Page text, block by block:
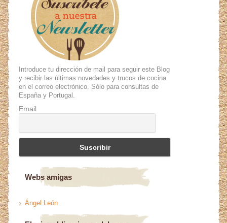
Introduce tu dirección de mail para seguir este Blog
y recibir las últimas novedades y trucos de cocina
en el correo electrónico. Sólo para consultas de
España y Portugal.
Email
Webs amigas
Ángel León